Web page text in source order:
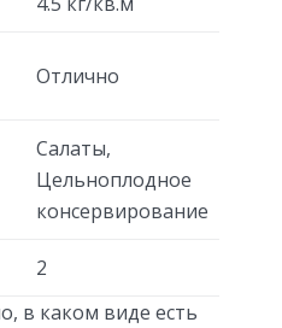
Отлично
Салаты,
Цельноплодное
консервирование
2
в каком виде есть